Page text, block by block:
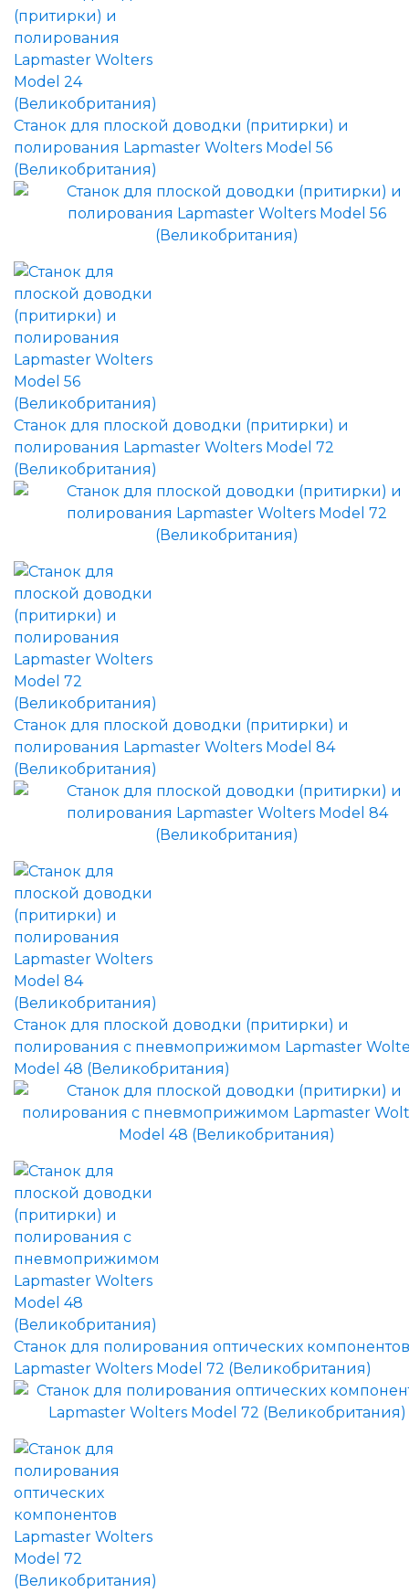
Станок для плоской доводки (притирки) и
полирования Lapmaster Wolters Model 56
(Великобритания)
Станок для плоской доводки (притирки) и
полирования Lapmaster Wolters Model 72
(Великобритания)
Станок для плоской доводки (притирки) и
полирования Lapmaster Wolters Model 84
(Великобритания)
Станок для плоской доводки (притирки) и
полирования с пневмоприжимом Lapmaster
Model 48 (Великобритания)
Станок для полирования оптических компонентов
Lapmaster Wolters Model 72 (Великобритания)